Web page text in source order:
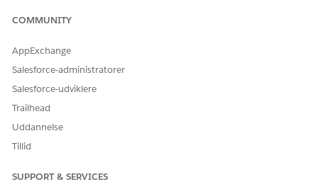
og etablere medarbejdere som Salesforce-
COMMUNITY
AppExchange
Salesforce-administratorer
Salesforce-udviklere
Trailhead
Uddannelse
Tillid
SUPPORT & SERVICES